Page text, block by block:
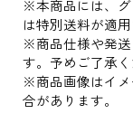
※本商品には、
は特別送料が適
※商品仕様や発送
す。予めご了承く
※商品画像はイ
合があります。